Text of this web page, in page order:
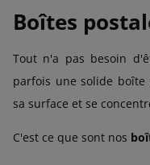
Boîtes
Tout n'a pas besoin
parfois une solide
sa surface et se
C'est ce que sont nos